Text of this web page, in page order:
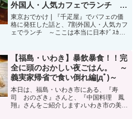
外国人・人気カフェでランチ ～
ここは本当に日本ﾃﾞｽｶ？編|дﾟ)～
東京おでかけ | 『千疋屋』でパフェの価
格に発狂した話と、7割外国人・人気カフ
ェでランチ ～ここは本当に日本ﾃﾞｽｶ？
【福島・いわき】暴飲暴食！！完
全に頭のおかしい夜ごはん。 ～
義実家帰省で食い倒れ編|дﾟ)～
本日は、福島・いわき市にある、『寿
司 おのざき』さんと、『中国料理 鳳
翔』さんをご紹介します♪いわき市の美味